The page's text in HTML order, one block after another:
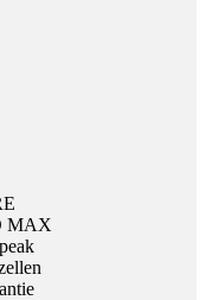
MAX